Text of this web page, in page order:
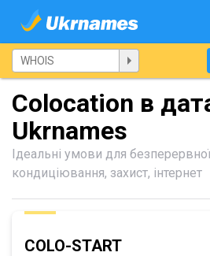
Colocation в
Ukrnames
Ідеальні умови для
кондиціювання, захист, інтернет
COLO-START